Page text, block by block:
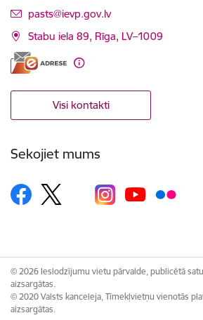
E-pasts:
pasts@ievp.gov.lv
Stabu iela 89, Rīga, LV–1009
Visi kontakti
Sekojiet mums
© 2026 Ieslodzījumu vietu pārvalde, publicētā
aizsargātas.
© 2020 Valsts kanceleja, Tīmekļvietņu vienotās
aizsargātas.